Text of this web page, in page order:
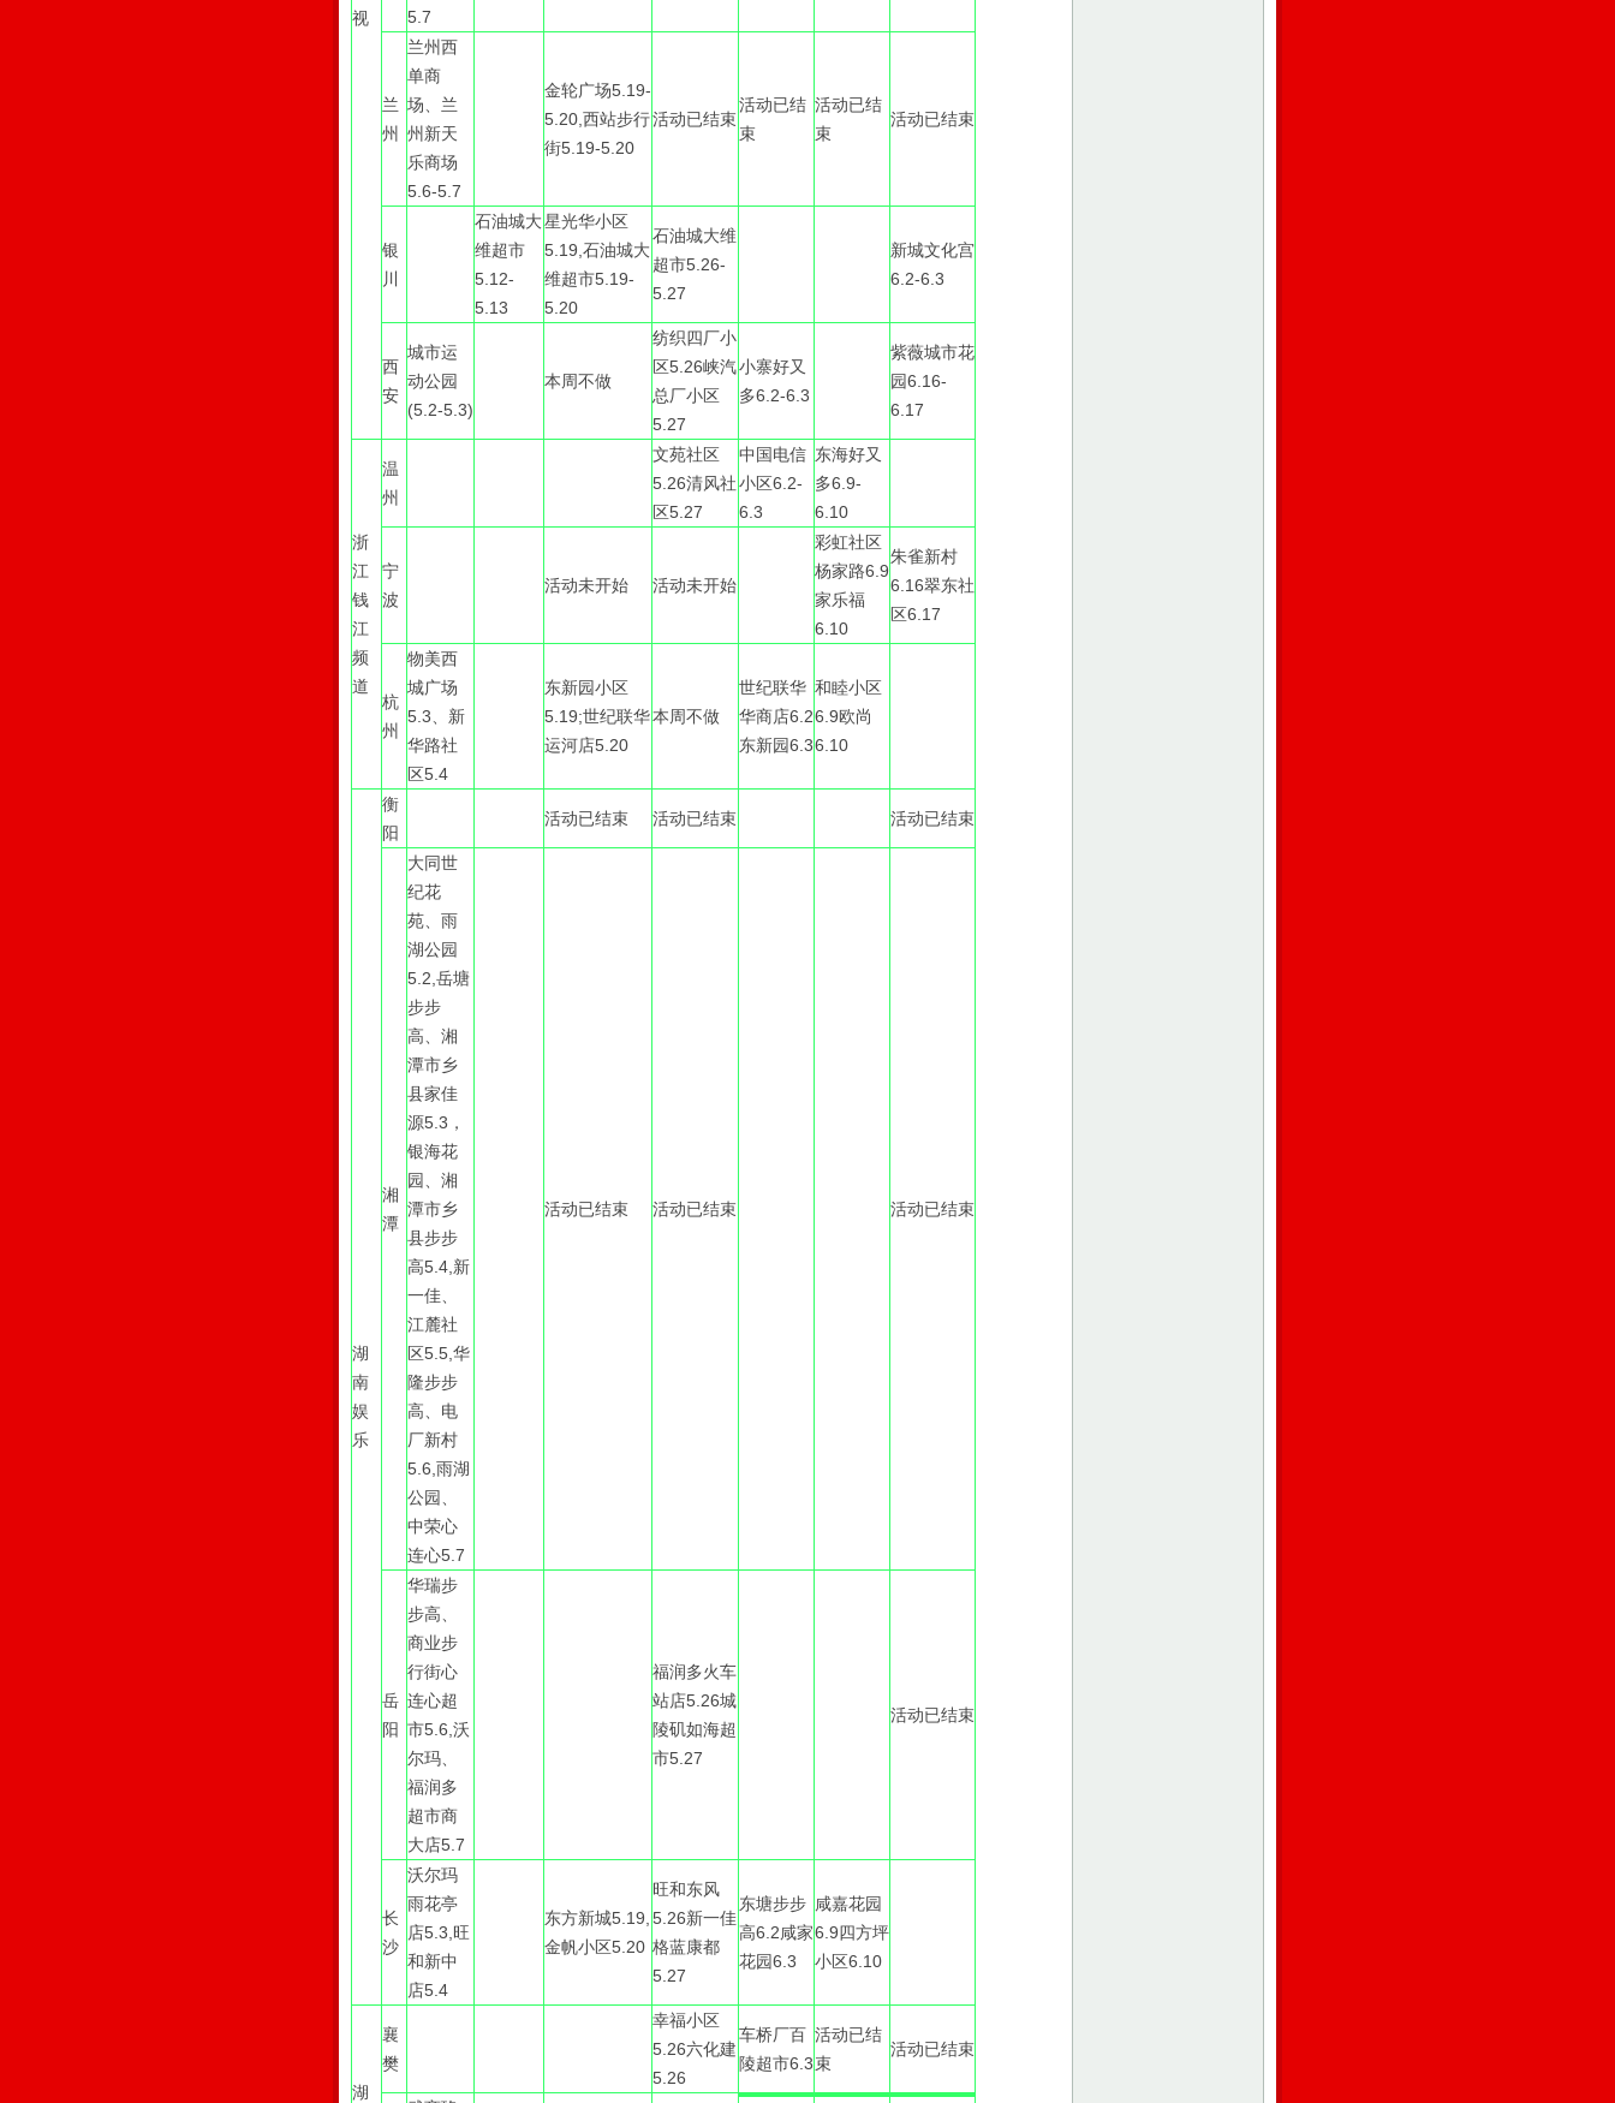
视
5.7
兰
州
兰州西
单商
场、兰
州新天
乐商场
5.6-5.7
金轮广场5.19-
5.20,西站步行
街5.19-5.20
活动已结束
活动已结
束
活动已结
束
活动已结束
银
川
石油城大
维超市
5.12-
5.13
星光华小区
5.19,石油城大
维超市5.19-
5.20
石油城大维
超市5.26-
5.27
新城文化宫
6.2-6.3
西
安
城市运
动公园
(5.2-5.3)
本周不做
纺织四厂小
区5.26峡汽
总厂小区
5.27
小寨好又
多6.2-6.3
紫薇城市花
园6.16-
6.17
浙
江
钱
江
频
道
温
州
文苑社区
5.26清风社
区5.27
中国电信
小区6.2-
6.3
东海好又
多6.9-
6.10
宁
波
活动未开始 活动未开始
彩虹社区
杨家路6.9
家乐福
6.10
朱雀新村
6.16翠东社
区6.17
杭
州
物美西
城广场
5.3、新
华路社
区5.4
东新园小区
5.19;世纪联华
运河店5.20
本周不做
世纪联华
华商店6.2
东新园6.3
和睦小区
6.9欧尚
6.10
湖
南
娱
乐
衡
阳
活动已结束 活动已结束 活动已结束
湘
潭
大同世
纪花
苑、雨
湖公园
5.2,岳塘
步步
高、湘
潭市乡
县家佳
源5.3，
银海花
园、湘
潭市乡
县步步
高5.4,新
一佳、
江麓社
区5.5,华
隆步步
高、电
厂新村
5.6,雨湖
公园、
中荣心
连心5.7
活动已结束 活动已结束 活动已结束
岳
阳
华瑞步
步高、
商业步
行街心
连心超
市5.6,沃
尔玛、
福润多
超市商
大店5.7
福润多火车
站店5.26城
陵矶如海超
市5.27
活动已结束
长
沙
沃尔玛
雨花亭
店5.3,旺
和新中
店5.4
东方新城5.19,
金帆小区5.20
旺和东风
5.26新一佳
格蓝康都
5.27
东塘步步
高6.2咸家
花园6.3
咸嘉花园
6.9四方坪
小区6.10
湖
襄
樊
幸福小区
5.26六化建
5.26
车桥厂百
陵超市6.3
活动已结
束
活动已结束